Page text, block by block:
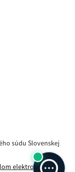
súdu Slovenskej
elektronických